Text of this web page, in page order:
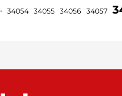
34054 34055 34056 34057